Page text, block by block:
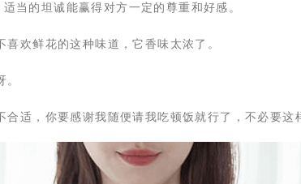
当的坦诚能赢得对方一定的尊重和好感。
欢鲜花的这种味道，它香味太浓了。
适，你要感谢我随便请我吃顿饭就行了，不必要这